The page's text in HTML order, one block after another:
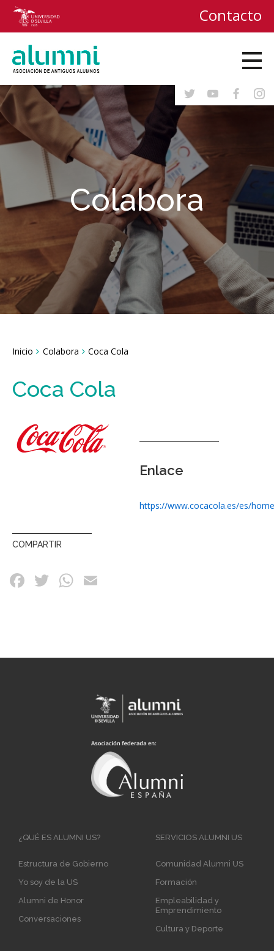
Contacto
Colabora
Breadcrumbs
You
Inicio Colabora Coca Cola
Coca Cola
Enlace
https://www.cocacola.es/es/
COMPARTIR
Main
¿QUÉ ES ALUMNI US?
Estructura de Gobierno
Yo soy de la US
Alumni de Honor
Conversaciones
SERVICIOS ALUMNI US
Comunidad Alumni US
Formación
Empleabilidad y
Emprendimiento
Cultura y Deporte